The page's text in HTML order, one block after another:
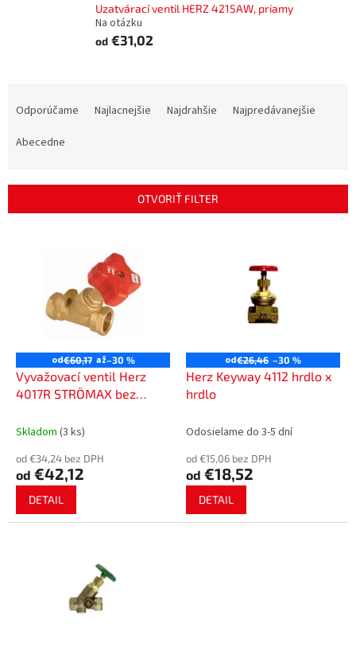
Uzatvárací ventil HERZ 4215AW, priamy
Na otázku
od €31,02
p
Odporúčame Najlacnejšie Najdrahšie
Najpredávanejšie
Abecedne
OTVORIŤ FILTER
od€60,17 až–30 %
Vyvažovací ventil Herz
4017R STRÖMAX bez
vykurovania/chladenia
Skladom (3 ks)
od €34,24 bez DPH
od €42,12
DETAIL
od€26,46 –30 %
Herz Keyway 4112 hrdlo x
hrdlo
Odosielame do 3-5 dní
od €15,06 bez DPH
od €18,52
DETAIL